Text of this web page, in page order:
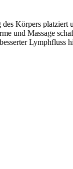
Körpers
und Massage